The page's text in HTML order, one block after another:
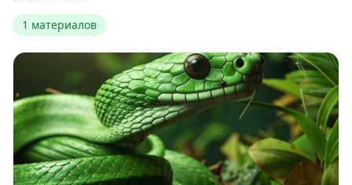
1 материалов